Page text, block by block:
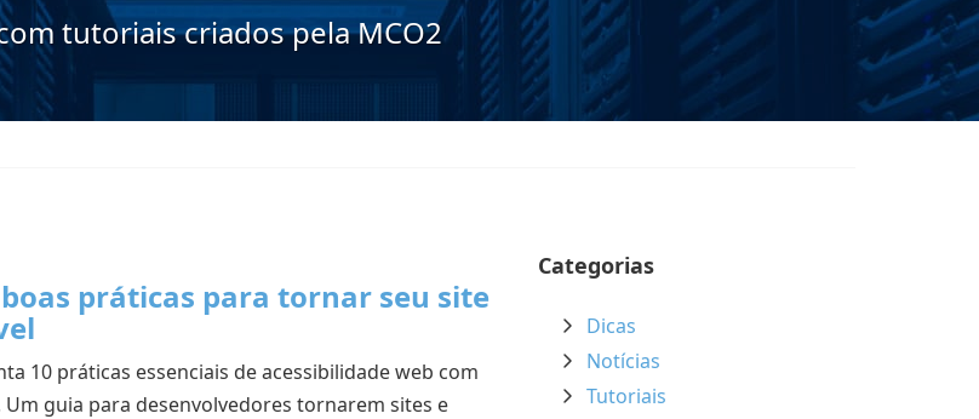
tutoriais criados pela MCO2
práticas para tornar seu site
10 práticas essenciais de acessibilidade web com
guia para desenvolvedores tornarem sites e
Categorias
Dicas
Notícias
Tutoriais